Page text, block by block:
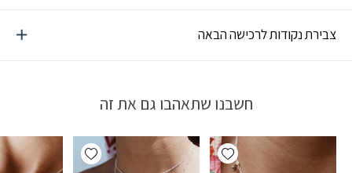
צבירת נקודות לרכישה הבאה
חשבנו שתאהבו גם את זה
Add wishlist
Add wishlist